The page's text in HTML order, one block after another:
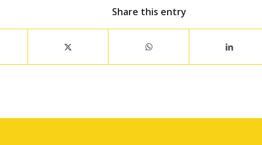
Share this entry